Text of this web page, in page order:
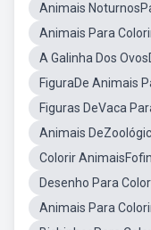
Animais
Animais Para
A Galinha Dos
FiguraDe Animais
Figuras DeVaca
Animais
Colorir
Desenho Para
Animais Para